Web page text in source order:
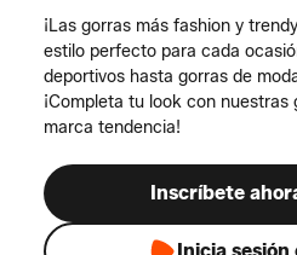
¡Las gorras más fashion y
estilo perfecto para cada
deportivos hasta gorras de
¡Completa tu look con
marca tendencia!
Inscríbete